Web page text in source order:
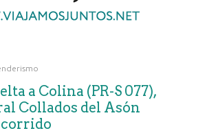
a Colina (PR-S 077),
Collados del Asón